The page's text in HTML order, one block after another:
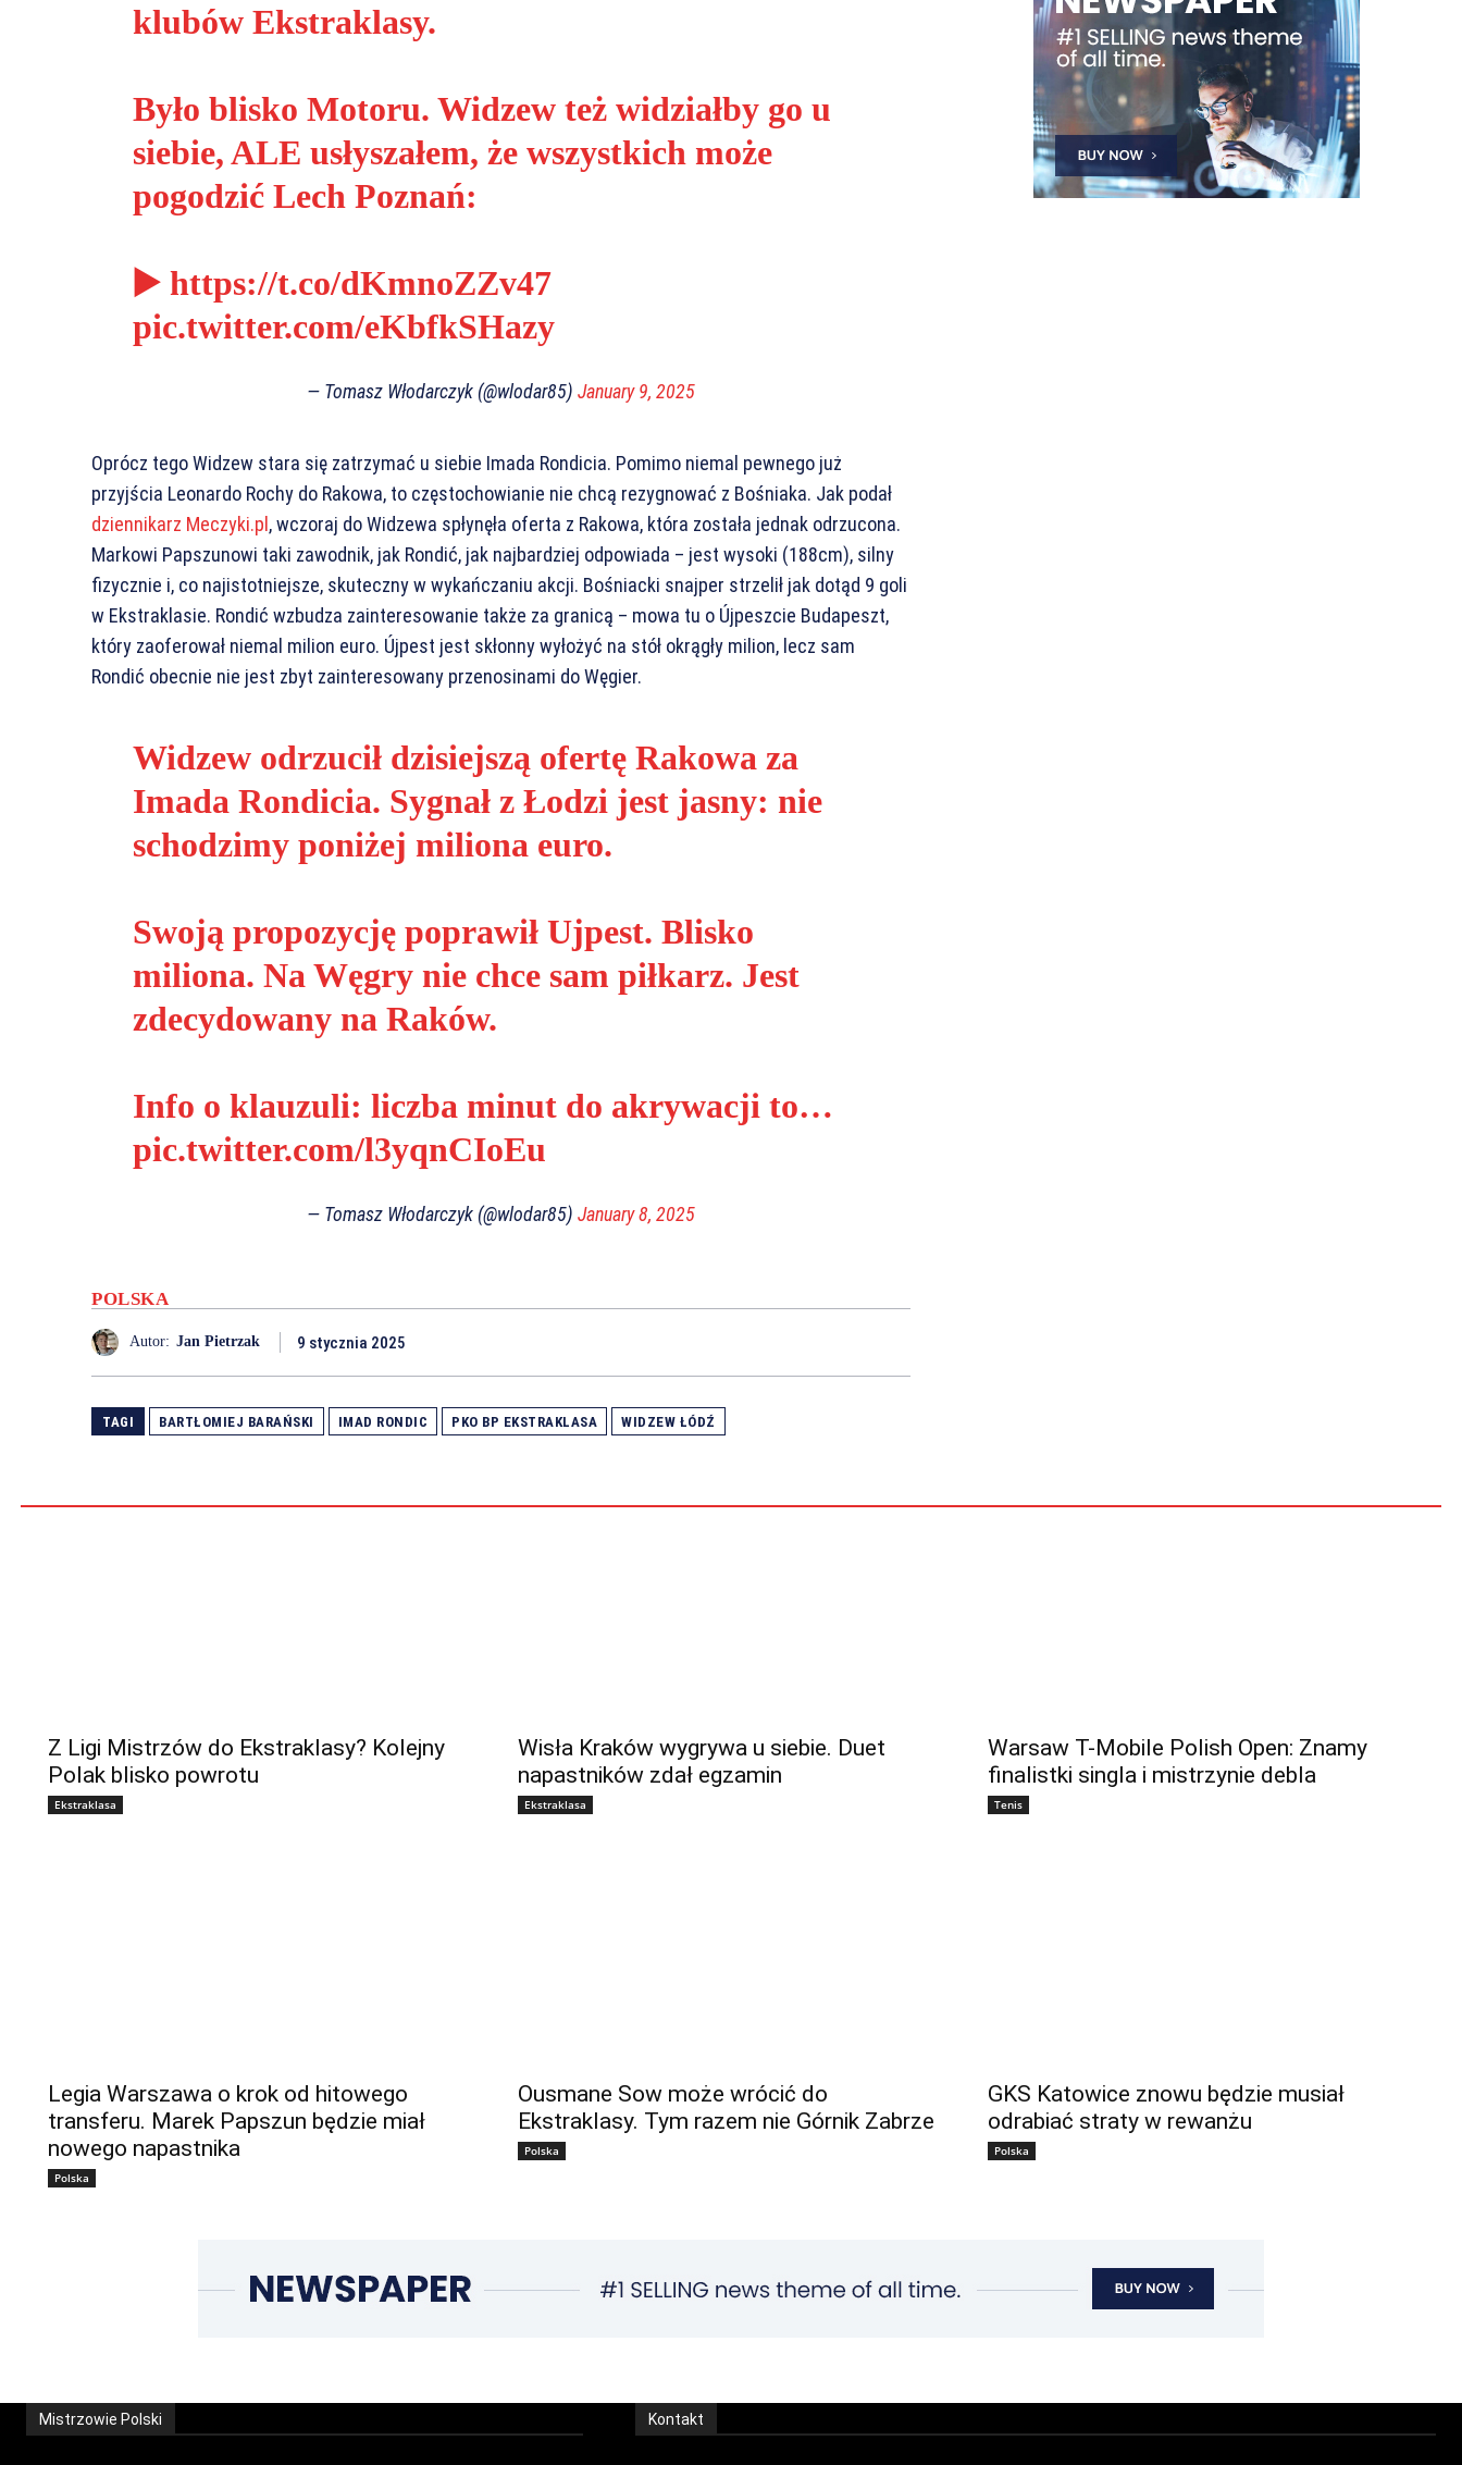
klubów Ekstraklasy.
Było blisko Motoru. Widzew też widziałby go u
siebie, ALE usłyszałem, że wszystkich może
pogodzić Lech Poznań:
▶️ https://t.co/dKmnoZZv47
pic.twitter.com/eKbfkSHazy
— Tomasz Włodarczyk (@wlodar85) January 9, 2025
Oprócz tego Widzew stara się zatrzymać u siebie Imada Rondicia. Pomimo niemal pewnego już
przyjścia Leonardo Rochy do Rakowa, to częstochowianie nie chcą rezygnować z Bośniaka. Jak podał
dziennikarz Meczyki.pl , wczoraj do Widzewa spłynęła oferta z Rakowa, która została jednak odrzucona.
Markowi Papszunowi taki zawodnik, jak Rondić, jak najbardziej odpowiada – jest wysoki (188cm), silny
fizycznie i, co najistotniejsze, skuteczny w wykańczaniu akcji. Bośniacki snajper strzelił jak dotąd 9 goli
w Ekstraklasie. Rondić wzbudza zainteresowanie także za granicą – mowa tu o Újpeszcie Budapeszt,
który zaoferował niemal milion euro. Újpest jest skłonny wyłożyć na stół okrągły milion, lecz sam
Rondić obecnie nie jest zbyt zainteresowany przenosinami do Węgier.
Widzew odrzucił dzisiejszą ofertę Rakowa za
Imada Rondicia. Sygnał z Łodzi jest jasny: nie
schodzimy poniżej miliona euro.
Swoją propozycję poprawił Ujpest. Blisko
miliona. Na Węgry nie chce sam piłkarz. Jest
zdecydowany na Raków.
Info o klauzuli: liczba minut do akrywacji to…
pic.twitter.com/l3yqnCIoEu
— Tomasz Włodarczyk (@wlodar85) January 8, 2025
POLSKA
Autor: Jan Pietrzak 9 stycznia 2025
TAGI BARTŁOMIEJ BARAŃSKI IMAD RONDIC PKO BP EKSTRAKLASA WIDZEW ŁÓDŹ
Z Ligi Mistrzów do Ekstraklasy? Kolejny
Polak blisko powrotu
Ekstraklasa
Wisła Kraków wygrywa u siebie. Duet
napastników zdał egzamin
Ekstraklasa
Warsaw T-Mobile Polish Open: Znamy
finalistki singla i mistrzynie debla
Tenis
Legia Warszawa o krok od hitowego
transferu. Marek Papszun będzie miał
nowego napastnika
Polska
Ousmane Sow może wrócić do
Ekstraklasy. Tym razem nie Górnik Zabrze
Polska
GKS Katowice znowu będzie musiał
odrabiać straty w rewanżu
Polska
Mistrzowie Polski Kontakt